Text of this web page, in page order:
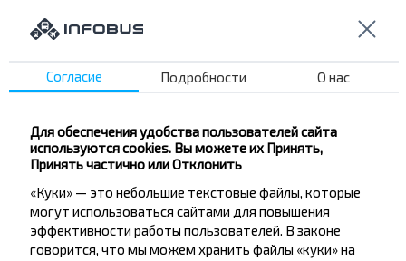
12:15 Беловежская Пуща
Вс, 9.08
13:05
4,6(251)
5.34 BYN
Согласие Подробности О нас
Для обеспечения удобства пользователей сайта
используются cookies. Вы можете их Принять,
Принять частично или Отклонить
«Куки» — это небольшие текстовые файлы, которые
могут использоваться сайтами для повышения
эффективности работы пользователей. В законе
говорится, что мы можем хранить файлы «куки» на